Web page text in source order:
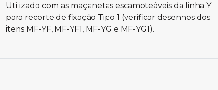
Utilizado com as maçanetas escamoteáveis da linha Y
para recorte de fixação Tipo 1 (verificar desenhos dos
itens MF-YF, MF-YF1, MF-YG e MF-YG1).